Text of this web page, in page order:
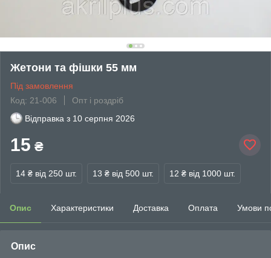
Жетони та фішки 55 мм
Під замовлення
Код: 21-006
Опт і роздріб
Відправка з 10 серпня 2026
15 ₴
14 ₴ від 250 шт. 13 ₴ від 500 шт. 12 ₴ від 1000 шт.
Опис Характеристики Доставка Оплата Умови
Опис